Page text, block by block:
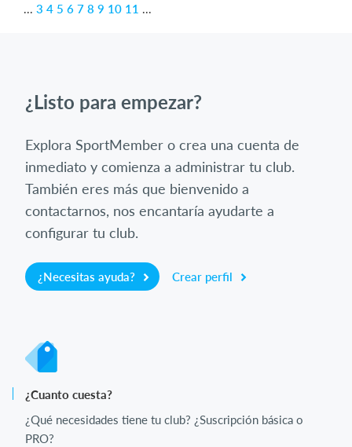
... 3 4 5 6 7 8 9 10 11 ...
¿Listo para empezar?
Explora SportMember o crea una cuenta de
inmediato y comienza a administrar tu club.
También eres más que bienvenido a
contactarnos, nos encantaría ayudarte a
configurar tu club.
¿Necesitas ayuda? Crear perfil
¿Cuanto cuesta?
¿Qué necesidades tiene tu club? ¿Suscripción básica o
PRO?